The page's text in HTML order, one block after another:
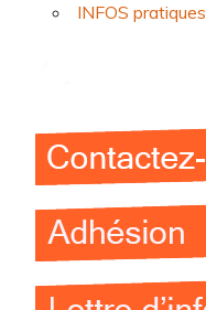
INFOS pratiques